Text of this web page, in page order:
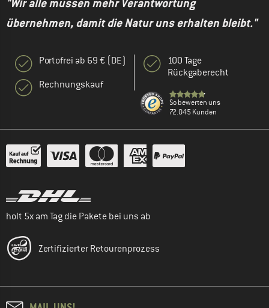
"Wir alle müssen mehr Verantwortung
übernehmen, damit die Natur uns erhalten bleibt."
Portofrei ab 69 € (DE)
Rechnungskauf
100 Tage
Rückgaberecht
So bewerten uns
72.045 Kunden
holt 5x am Tag die Pakete bei uns ab
Zertifizierter Retourenprozess